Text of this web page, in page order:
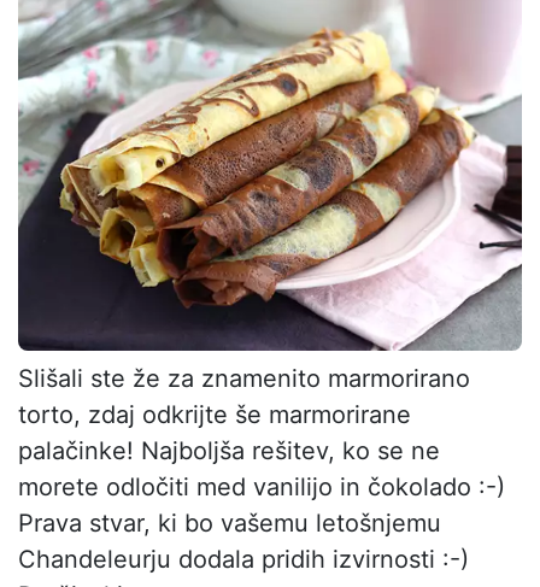
Slišali ste že za znamenito marmorirano
torto, zdaj odkrijte še marmorirane
palačinke! Najboljša rešitev, ko se ne
morete odločiti med vanilijo in čokolado :-)
Prava stvar, ki bo vašemu letošnjemu
Chandeleurju dodala pridih izvirnosti :-)